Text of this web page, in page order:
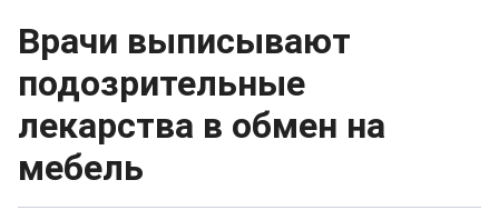
Врачи выписывают
подозрительные
лекарства в обмен на
мебель